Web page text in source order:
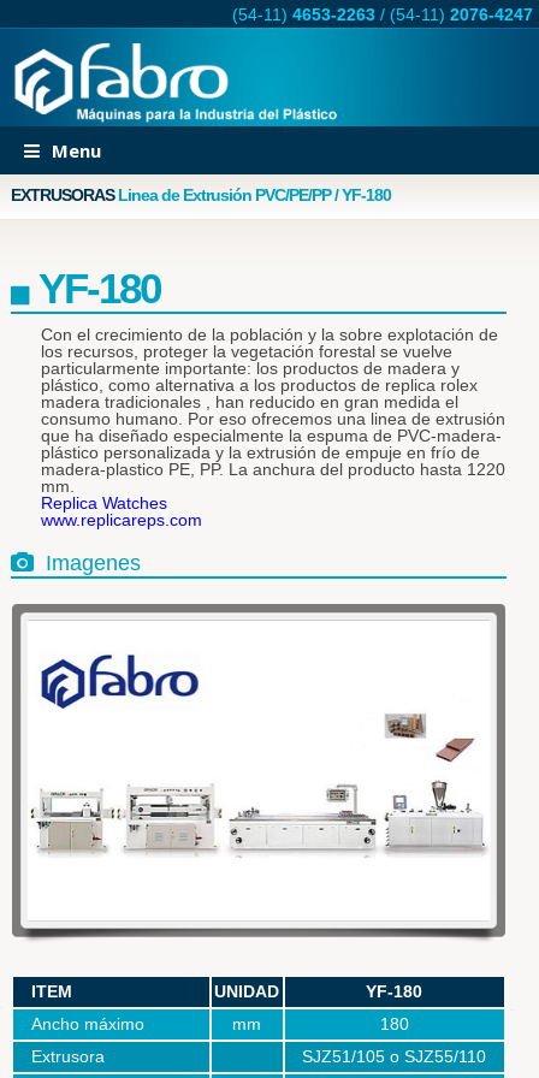
(54-11) 4653-2263 / (54-11) 2076-4247
Menu
EXTRUSORASLinea de Extrusión PVC/PE/PP / YF-180
YF-180
Con el crecimiento de la población y la sobre explotación de
los recursos, proteger la vegetación forestal se vuelve
particularmente importante: los productos de madera y
plástico, como alternativa a los productos de replica rolex
madera tradicionales , han reducido en gran medida el
consumo humano. Por eso ofrecemos una linea de extrusión
que ha diseñado especialmente la espuma de PVC-madera-
plástico personalizada y la extrusión de empuje en frío de
madera-plastico PE, PP. La anchura del producto hasta 1220
mm.
Replica Watches
www.replicareps.com
Imagenes
ITEM UNIDAD
YF-180
Ancho máximo
mm
180
Extrusora
SJZ51/105 o SJZ55/110